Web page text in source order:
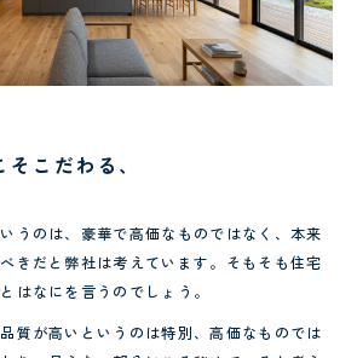
こだわる、
うのは、豪華で高価なものではなく、本来
きだと弊社は考えています。そもそも住宅
はなにを言うのでしょう。
質が高いというのは特別、高価なものでは